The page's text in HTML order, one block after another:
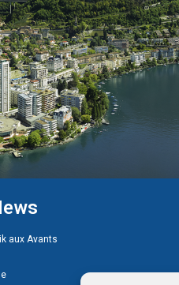
aux Avants